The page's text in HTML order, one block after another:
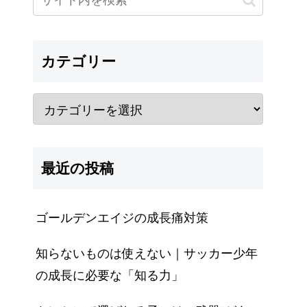
カテゴリー
最近の投稿
ゴールデンエイジの成長痛対策
知らないものは使えない｜サッカー少年
の成長に必要な「知る力」